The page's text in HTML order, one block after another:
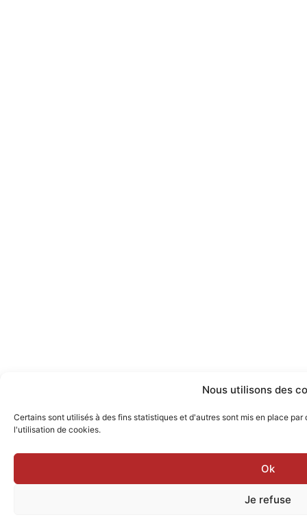
Nous utilisons des
Certains sont utilisés à des fins statistiques et d'autres sont mis en place
l'utilisation de cookies.
Ok
Je refuse